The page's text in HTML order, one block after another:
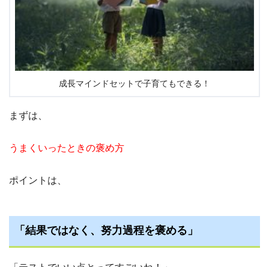
成長マインドセットで子育てもできる！
まずは、
うまくいったときの褒め方
ポイントは、
「結果ではなく、努力過程を褒める」